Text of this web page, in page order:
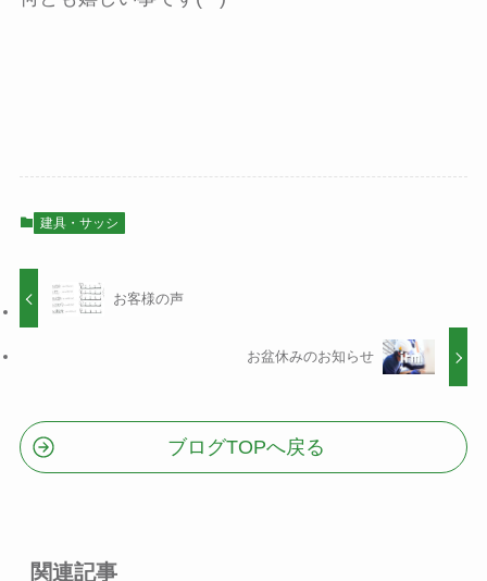
建具・サッシ
お客様の声
お盆休みのお知らせ
ブログTOPへ戻る
関連記事